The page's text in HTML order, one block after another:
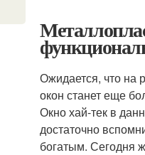
Ожидается, что на
окон станет еще
Окно хай-тек в
достаточно
богатым. Сегодня